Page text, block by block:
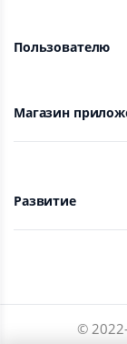
Пользователю
Магазин
Развитие
©